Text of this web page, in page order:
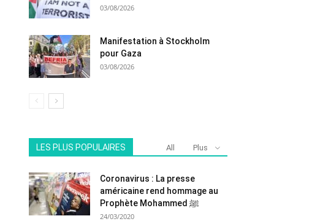
03/08/2026
Manifestation à Stockholm
pour Gaza
03/08/2026
LES PLUS POPULAIRES All Plus
Coronavirus : La presse
américaine rend hommage au
Prophète Mohammed ﷺ
24/03/2020